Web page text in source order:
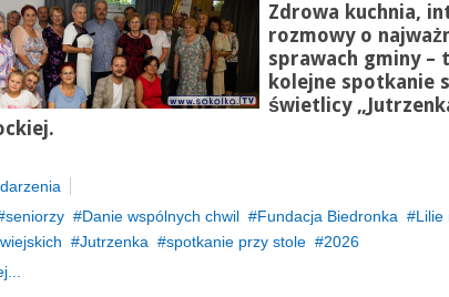
Zdrowa kuchnia,
rozmowy o
sprawach gminy –
kolejne spotkanie
świetlicy
seniorzy Danie wspólnych chwil Fundacja Biedronka Lilie
Jutrzenka spotkanie przy stole
2026